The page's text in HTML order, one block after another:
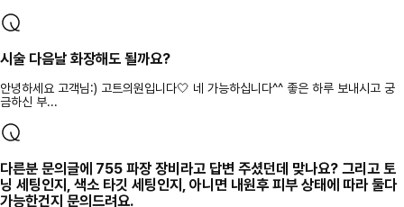
시술 다음날 화장해도 될까요?
안녕하세요 고객님:) 고트의원입니다🤍 네 가능하십니다^^ 좋은 하루 보내시고 궁
금하신 부...
다른분 문의글에 755 파장 장비라고 답변 주셨던데 맞나요? 그리고 토
닝 세팅인지, 색소 타깃 세팅인지, 아니면 내원후 피부 상태에 따라 둘다
가능한건지 문의드려요.